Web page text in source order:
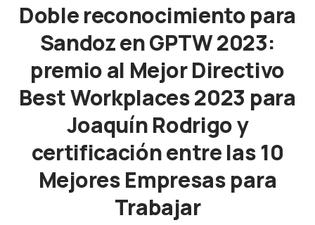
Doble reconocimiento para
Sandoz en GPTW 2023:
premio al Mejor Directivo
Best Workplaces 2023 para
Joaquín Rodrigo y
certificación entre las 10
Mejores Empresas para
Trabajar